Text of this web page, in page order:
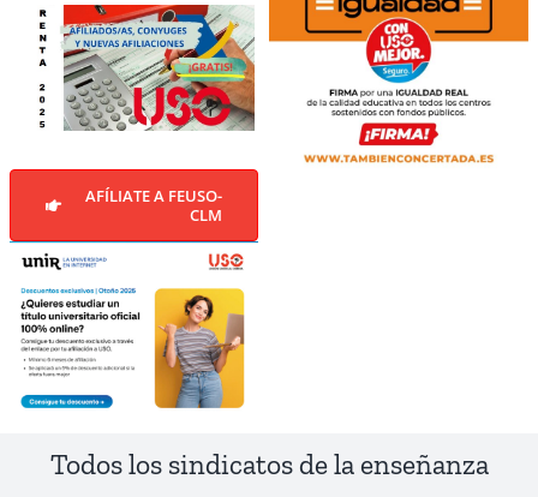
Contacto
AFÍLIATE A FEUSO-
CLM
Todos los sindicatos de la enseñanza